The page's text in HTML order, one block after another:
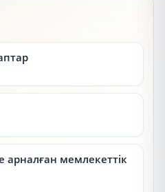
арналған мемлекеттік